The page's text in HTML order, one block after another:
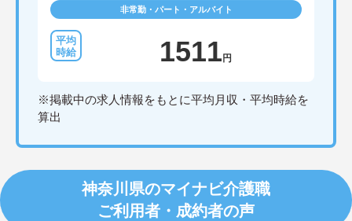
非常勤・パート・アルバイト
1511 円
※掲載中の求人情報をもとに平均月収・平均時給を
算出
神奈川県のマイナビ介護職
ご利用者・成約者の声